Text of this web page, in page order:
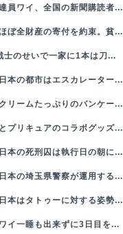
員ワイ、全国の新聞購読者...
ぼ全財産の寄付を約束。貧...
士のせいで一家に1本は刀...
本の都市はエスカレーター...
リームたっぷりのパンケー...
プリキュアのコラボグッズ...
本の死刑囚は執行日の朝に...
本の埼玉県警察が運用する...
本はタトゥーに対する姿勢...
イ一睡も出来ずに3日目を...